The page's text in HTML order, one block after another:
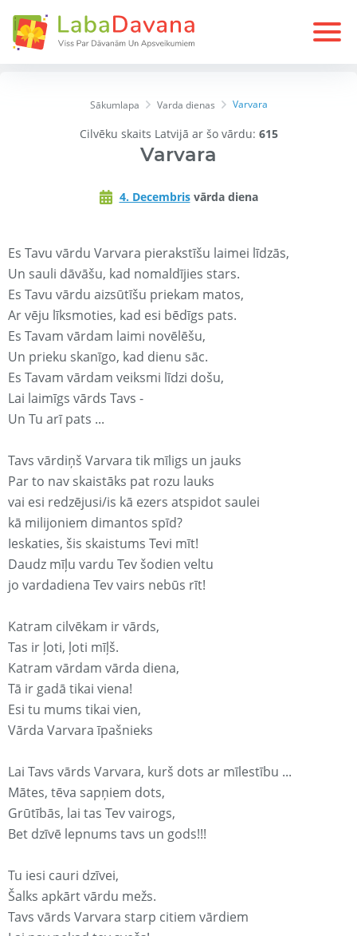
Sākumlapa Varda dienas Varvara
Cilvēku skaits Latvijā ar šo vārdu: 615
Varvara
4. Decembrisvārda diena
Es Tavu vārdu Varvara pierakstīšu laimei līdzās,
Un sauli dāvāšu, kad nomaldījies stars.
Es Tavu vārdu aizsūtīšu priekam matos,
Ar vēju līksmoties, kad esi bēdīgs pats.
Es Tavam vārdam laimi novēlēšu,
Un prieku skanīgo, kad dienu sāc.
Es Tavam vārdam veiksmi līdzi došu,
Lai laimīgs vārds Tavs -
Un Tu arī pats ...
Tavs vārdiņš Varvara tik mīligs un jauks
Par to nav skaistāks pat rozu lauks
vai esi redzējusi/is kā ezers atspidot saulei
kā milijoniem dimantos spīd?
Ieskaties, šis skaistums Tevi mīt!
Daudz mīļu vardu Tev šodien veltu
jo vardadiena Tev vairs nebūs rīt!
Katram cilvēkam ir vārds,
Tas ir ļoti, ļoti mīļš.
Katram vārdam vārda diena,
Tā ir gadā tikai viena!
Esi tu mums tikai vien,
Vārda Varvara īpašnieks
Lai Tavs vārds Varvara, kurš dots ar mīlestību ...
Mātes, tēva sapņiem dots,
Grūtībās, lai tas Tev vairogs,
Bet dzīvē lepnums tavs un gods!!!
Tu iesi cauri dzīvei,
Šalks apkārt vārdu mežs.
Tavs vārds Varvara starp citiem vārdiem